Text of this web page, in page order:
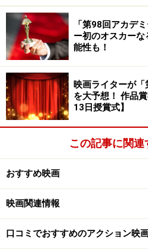
『異人たち』でも繊細で素晴
ール・メスカルが、本作では
を展開。こんなに振り幅のあ
す。
そして悪役を演じるデンゼル
裕しゃくしゃくの芝居で見せて
前作が傑作だとハードルが上
んなハードルはスルッとクリ
てほしい作品です。
監督：リドリー・スコット
「第98回アカデ
ー初のオスカー
能性も！
映画ライターが「
を大予想！ 作品
13日授賞式】
この記事に関連
おすすめ映画
映画関連情報
口コミでおすすめのアクション映画